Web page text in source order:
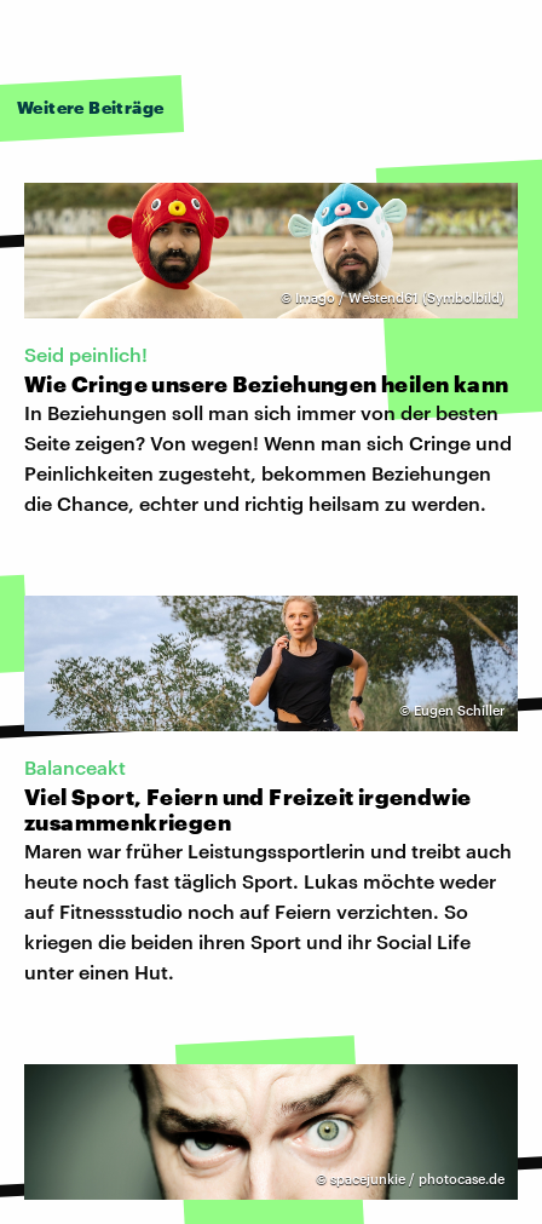
Weitere Beiträge
© Imago / Westend61 (Symbolbild)
Seid peinlich!
Wie Cringe unsere Beziehungen heilen kann
In Beziehungen soll man sich immer von der besten
Seite zeigen? Von wegen! Wenn man sich Cringe und
Peinlichkeiten zugesteht, bekommen Beziehungen
die Chance, echter und richtig heilsam zu werden.
©Eugen Schiller
Balanceakt
Viel Sport, Feiern und Freizeit irgendwie
zusammenkriegen
Maren war früher Leistungssportlerin und treibt auch
heute noch fast täglich Sport. Lukas möchte weder
auf Fitnessstudio noch auf Feiern verzichten. So
kriegen die beiden ihren Sport und ihr Social Life
unter einen Hut.
© spacejunkie / photocase.de